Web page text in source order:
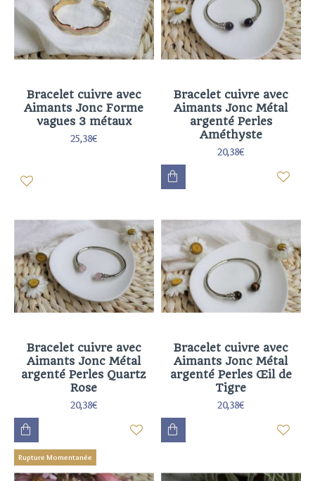
Bracelet cuivre avec
Aimants Jonc Forme
vagues 3 métaux
25,38€
Bracelet cuivre avec
Aimants Jonc Métal
argenté Perles
Améthyste
20,38€
Bracelet cuivre avec
Aimants Jonc Métal
argenté Perles Quartz
Rose
20,38€
Bracelet cuivre avec
Aimants Jonc Métal
argenté Perles Œil de
Tigre
20,38€
Rupture Momentanée